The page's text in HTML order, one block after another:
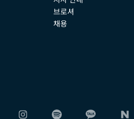
브로셔
채용